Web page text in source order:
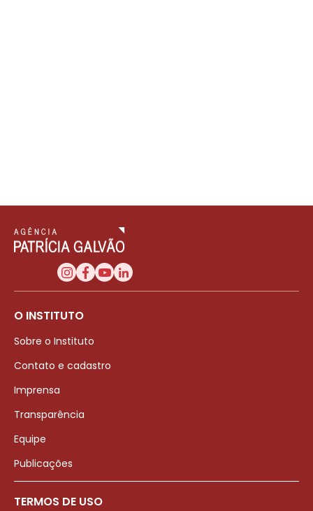
O INSTITUTO
Sobre o Instituto
Contato e cadastro
Imprensa
Transparência
Equipe
Publicações
TERMOS DE USO